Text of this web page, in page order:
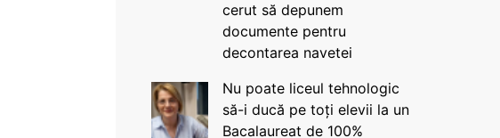
cerut să depunem
documente pentru
decontarea navetei
Nu poate liceul tehnologic
să-i ducă pe toți elevii la un
Bacalaureat de 100%